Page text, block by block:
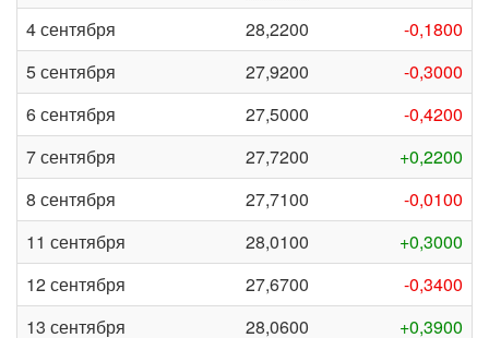
4 сентября
28,2200
-0,1800
5 сентября
27,9200
-0,3000
6 сентября
27,5000
-0,4200
7 сентября
27,7200
+0,2200
8 сентября
27,7100
-0,0100
11 сентября
28,0100
+0,3000
12 сентября
27,6700
-0,3400
13 сентября
28,0600
+0,3900